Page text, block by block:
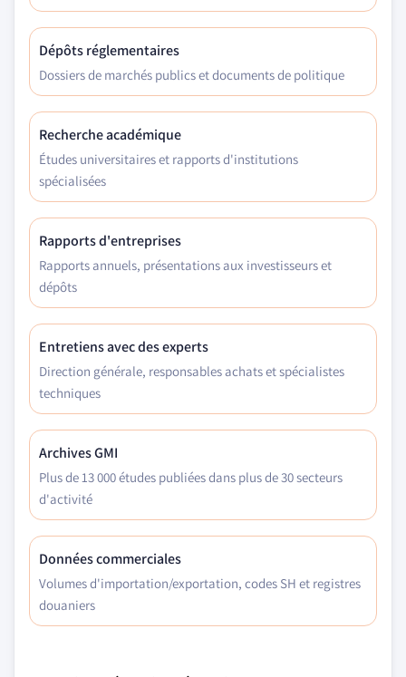
Dépôts réglementaires
Dossiers de marchés publics et documents de politique
Recherche académique
Études universitaires et rapports d'institutions
spécialisées
Rapports d'entreprises
Rapports annuels, présentations aux investisseurs et
dépôts
Entretiens avec des experts
Direction générale, responsables achats et spécialistes
techniques
Archives GMI
Plus de 13 000 études publiées dans plus de 30 secteurs
d'activité
Données commerciales
Volumes d'importation/exportation, codes SH et registres
douaniers